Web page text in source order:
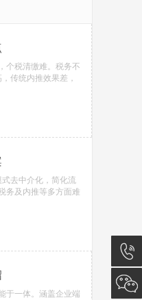
个税清缴难。税务不
传统内推效果差，
去中介化，简化流
务及内推等多方面难
于一体。涵盖企业端
0512-